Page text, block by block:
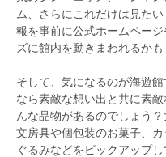
ム、さらにこれだけは見た
報を事前に公式ホームペー
ズに館内を動きまわれるかも
そして、気になるのが海遊
なら素敵な想い出と共に素
んな品物があるのでしょう
文房具や個包装のお菓子、
ぐるみなどをピックアップし